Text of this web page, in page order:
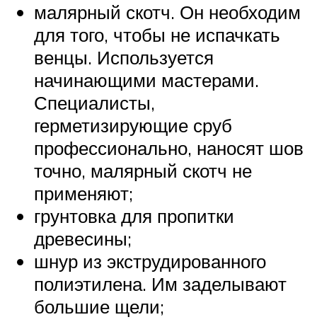
малярный скотч. Он необходим
для того, чтобы не испачкать
венцы. Используется
начинающими мастерами.
Специалисты,
герметизирующие сруб
профессионально, наносят шов
точно, малярный скотч не
применяют;
грунтовка для пропитки
древесины;
шнур из экструдированного
полиэтилена. Им заделывают
большие щели;